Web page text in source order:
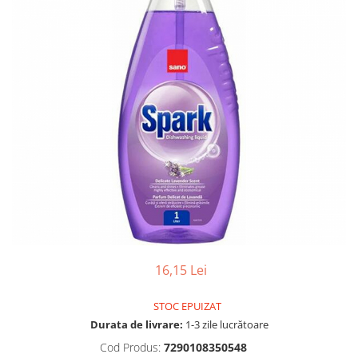
Echipamente de curăţenie
Folie aluminiu,folie alimentara
Produse pentru coafat
Produse pentru curatarea tenului
Tratament pentru par, conditioner
16,15 Lei
STOC EPUIZAT
Durata de livrare: 1-3 zile lucrătoare
Cod Produs: 7290108350548